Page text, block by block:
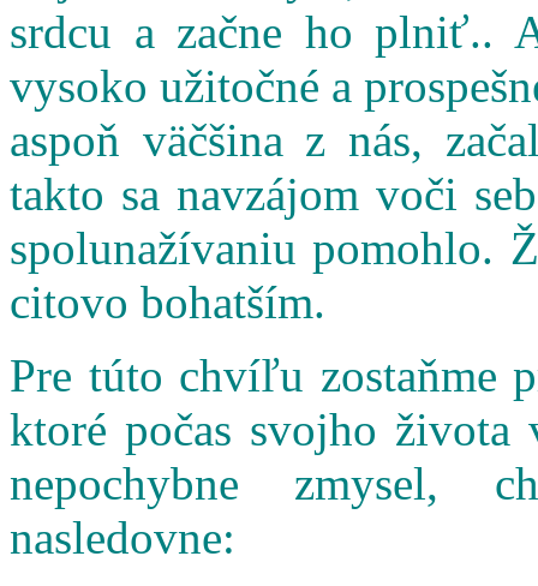
srdcu a začne ho plniť..
vysoko užitočné a
aspoň väčšina z nás,
takto sa navzájom voči
spolunažívaniu pomohlo.
citovo bohatším.
Pre túto chvíľu zostaňme
ktoré počas svojho
nepochybne zmysel,
nasledovne: